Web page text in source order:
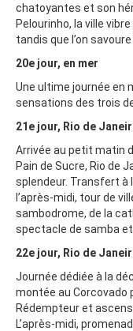
chatoyantes et son
Pelourinho, la ville
tandis que l’on
20e jour, en mer
Une ultime journée en
sensations des trois
21e jour, Rio de
Arrivée au petit matin
Pain de Sucre, Rio de
splendeur. Transfert à
l’après-midi, tour de
sambodrome, de la
spectacle de samba
22e jour, Rio de
Journée dédiée à la
montée au Corcovado
Rédempteur et
L’après-midi,